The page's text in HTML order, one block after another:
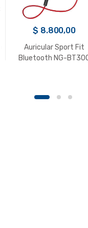
$ 8.800,00
Auricular Sport Fit
Bluetooth NG-